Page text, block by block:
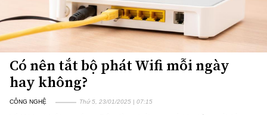
Có nên tắt bộ phát Wifi mỗi ngày
hay không?
CÔNG NGHỆ Thứ 5, 23/01/2025 | 07:15